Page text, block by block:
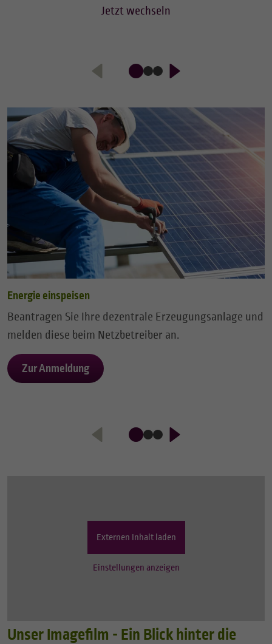
Jetzt wechseln
Energie einspeisen
Beantragen Sie Ihre dezentrale Erzeugungsanlage und
melden diese beim Netzbetreiber an.
Zur Anmeldung
Externen Inhalt laden
Einstellungen anzeigen
Unser Imagefilm - Ein Blick hinter die